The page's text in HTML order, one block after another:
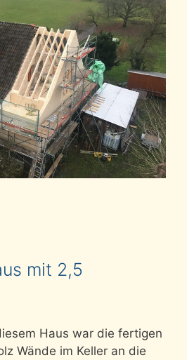
mit 2,5
Haus war die fertigen
Wände im Keller an die